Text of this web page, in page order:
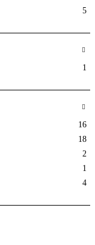
5
1
16
18
2
1
4